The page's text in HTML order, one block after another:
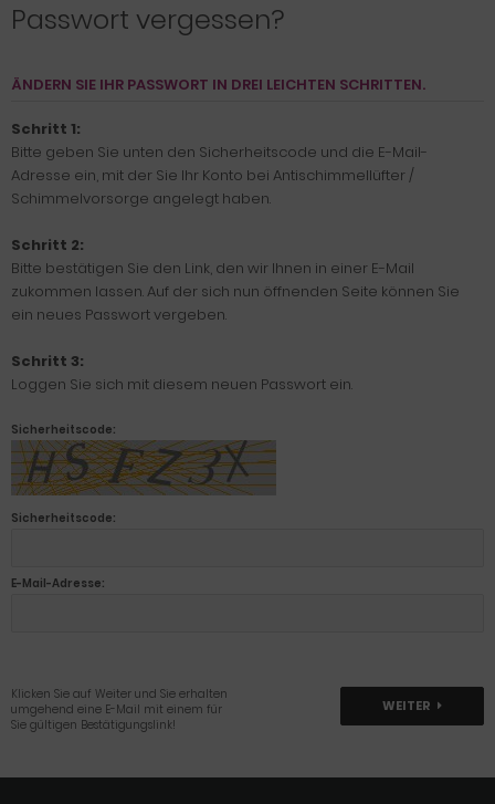
Passwort vergessen?
ÄNDERN SIE IHR PASSWORT IN DREI LEICHTEN SCHRITTEN.
Schritt 1:
Bitte geben Sie unten den Sicherheitscode und die E-Mail-
Adresse ein, mit der Sie Ihr Konto bei Antischimmellüfter /
Schimmelvorsorge angelegt haben.
Schritt 2:
Bitte bestätigen Sie den Link, den wir Ihnen in einer E-Mail
zukommen lassen. Auf der sich nun öffnenden Seite können Sie
ein neues Passwort vergeben.
Schritt 3:
Loggen Sie sich mit diesem neuen Passwort ein.
Sicherheitscode:
Sicherheitscode:
E-Mail-Adresse:
Klicken Sie auf Weiter und Sie erhalten
umgehend eine E-Mail mit einem für
Sie gültigen Bestätigungslink!
WEITER